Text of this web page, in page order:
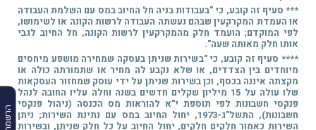
*** סעיף זה קובע, כי "בעבודות בניה חל החיוב במס עם השלמת העבודה
או העמדת המקרקעין שבהם נעשתה העבודה לרשות הקונה או לשימושו,
לפי המוקדם; הועמד חלק מהמקרקעין לרשות הקונה, חל החיוב לגבי
אותו חלק מאותה שעה".
**** סעיף זה קובע, כי "בשירות שניתן בעסקה שמחירה מושפע מיחסים
מיוחדים בין הצדדים, או שלא נקבע לה מחיר או שתמורתה כולה או
מקצתה איננה בכסף, וכן בשירות שניתן על ידי עוסק שמחזור העסקאות
שלו עולה על 15 מיליון שקלים חדשים בשנה וחלה עליו החובה לנהל
פנקסי חשבונות לפי תוספת י"א להוראות מס הכנסה (ניהול פנקסי
חשבונות), התשל"ג-1973, יחול החיוב במס עם נתינת השירות; ניתן
השירות כאמור חלקים חלקים, יחול החיוב על כל חלק שניתן, ובשירות